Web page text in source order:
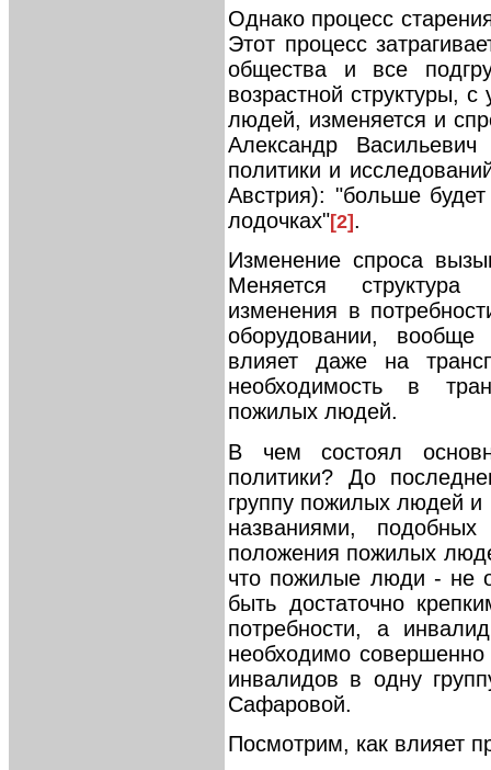
Однако процесс
Этот процесс
общества и все
возрастной структуры,
людей, изменяется и
Александр
политики и
Австрия): "больше
лодочках"[2].
Изменение спроса
Меняется структура
изменения в
оборудовании,
влияет даже на
необходимость в
пожилых людей.
В чем состоял
политики? До
группу пожилых людей
названиями,
положения пожилых
что пожилые люди - не
быть достаточно
потребности, а
необходимо
инвалидов в одну
Сафаровой.
Посмотрим, как влияет